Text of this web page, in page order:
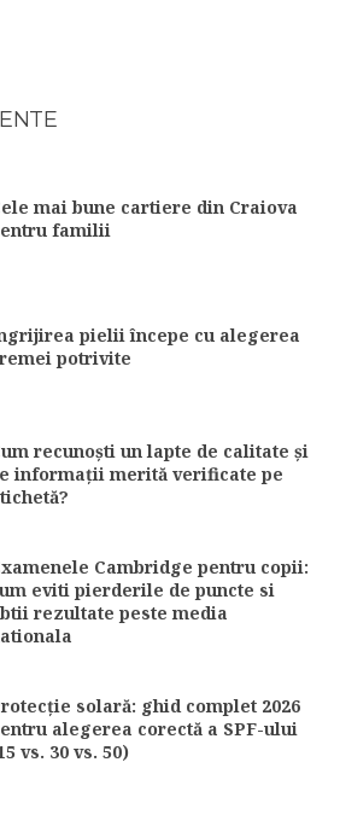
mai bune cartiere din Craiova
familii
pielii începe cu alegerea
potrivite
recunoști un lapte de calitate și
informații merită verificate pe
Cambridge pentru copii:
eviti pierderile de puncte si
rezultate peste media
solară: ghid complet 2026
alegerea corectă a SPF-ului
vs. 30 vs. 50)